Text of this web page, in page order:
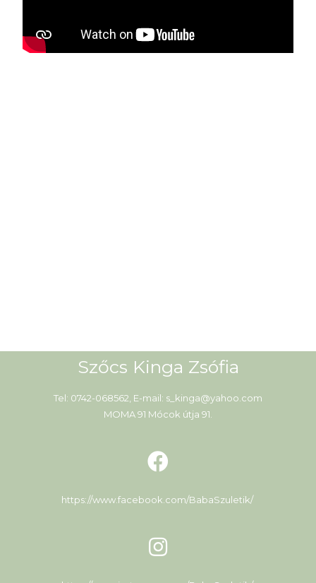
Szőcs Kinga Zsófia
Tel: 0742-068562, E-mail: s_kinga@yahoo.com
MOMA 91 Mócok útja 91.
https://www.facebook.com/BabaSzuletik/